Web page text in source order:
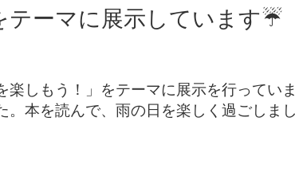
テーマに展示しています☔
しもう！」をテーマに展示を行ってい
本を読んで、雨の日を楽しく過ごしま